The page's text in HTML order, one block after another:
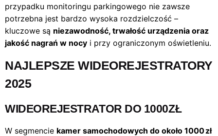
przypadku monitoringu parkingowego nie zawsze
potrzebna jest bardzo wysoka rozdzielczość –
kluczowe są niezawodność, trwałość urządzenia oraz
jakość nagrań w nocy i przy ograniczonym oświetleniu.
NAJLEPSZE WIDEOREJESTRATORY
2025
WIDEOREJESTRATOR DO 1000ZŁ
W segmencie kamer samochodowych do około 1000 zł